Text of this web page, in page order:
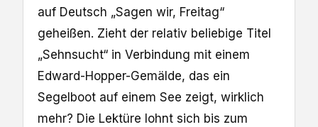
auf Deutsch „Sagen wir, Freitag“
geheißen. Zieht der relativ beliebige Titel
„Sehnsucht“ in Verbindung mit einem
Edward-Hopper-Gemälde, das ein
Segelboot auf einem See zeigt, wirklich
mehr? Die Lektüre lohnt sich bis zum